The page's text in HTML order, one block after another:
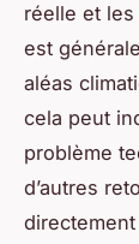
réelle et
est
aléas
cela peut
problème
d’autres
directement